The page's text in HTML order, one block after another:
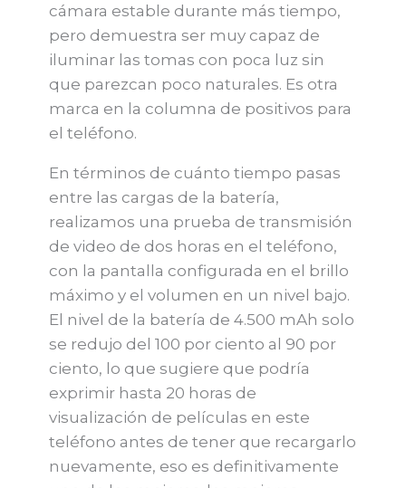
cámara estable durante más tiempo,
pero demuestra ser muy capaz de
iluminar las tomas con poca luz sin
que parezcan poco naturales. Es otra
marca en la columna de positivos para
el teléfono.
En términos de cuánto tiempo pasas
entre las cargas de la batería,
realizamos una prueba de transmisión
de video de dos horas en el teléfono,
con la pantalla configurada en el brillo
máximo y el volumen en un nivel bajo.
El nivel de la batería de 4.500 mAh solo
se redujo del 100 por ciento al 90 por
ciento, lo que sugiere que podría
exprimir hasta 20 horas de
visualización de películas en este
teléfono antes de tener que recargarlo
nuevamente, eso es definitivamente